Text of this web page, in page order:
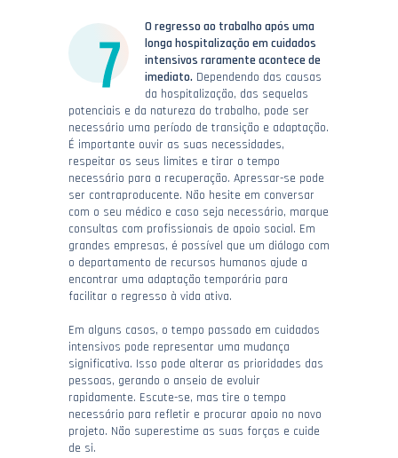
O regresso ao trabalho após uma
longa hospitalização em cuidados
intensivos raramente acontece de
imediato. Dependendo das causas
da hospitalização, das sequelas
potenciais e da natureza do trabalho, pode ser
necessário uma período de transição e adaptação.
É importante ouvir as suas necessidades,
respeitar os seus limites e tirar o tempo
necessário para a recuperação. Apressar-se pode
ser contraproducente. Não hesite em conversar
com o seu médico e caso seja necessário, marque
consultas com profissionais de apoio social. Em
grandes empresas, é possível que um diálogo com
o departamento de recursos humanos ajude a
encontrar uma adaptação temporária para
facilitar o regresso à vida ativa.
Em alguns casos, o tempo passado em cuidados
intensivos pode representar uma mudança
significativa. Isso pode alterar as prioridades das
pessoas, gerando o anseio de evoluir
rapidamente. Escute-se, mas tire o tempo
necessário para refletir e procurar apoio no novo
projeto. Não superestime as suas forças e cuide
de si.